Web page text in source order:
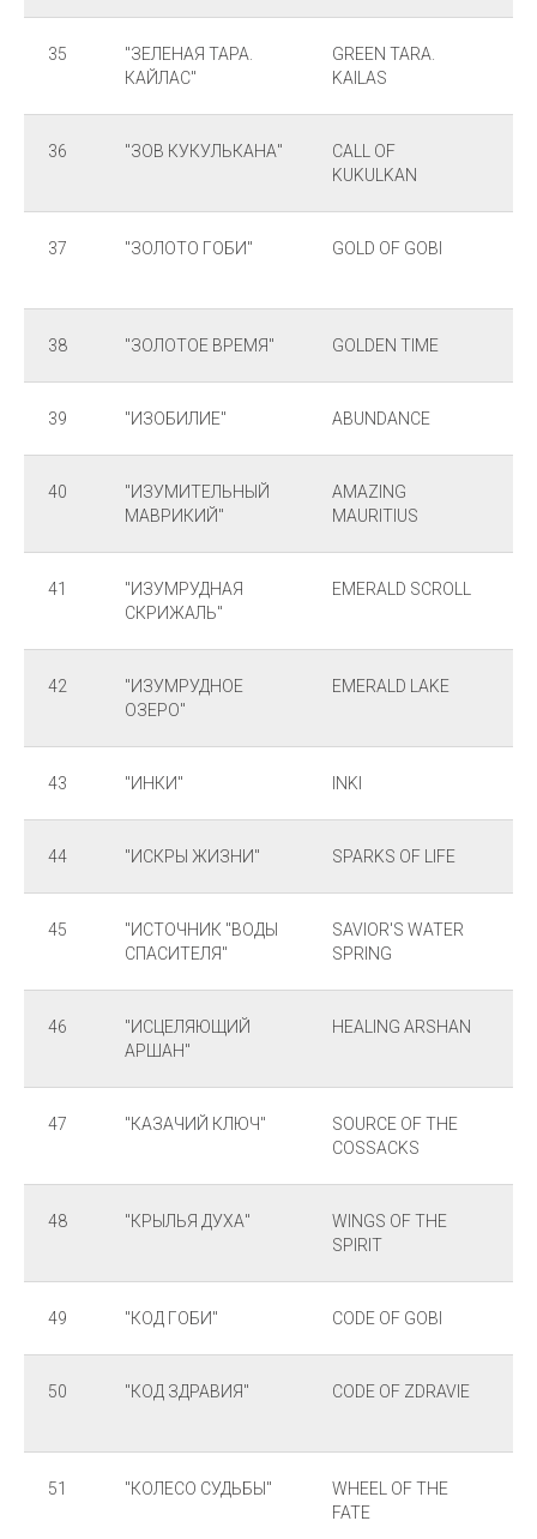
35
"ЗЕЛЕНАЯ ТАРА.
КАЙЛАС"
GREEN TARA.
KAILAS
36 "ЗОВ КУКУЛЬКАНА"
CALL OF
KUKULKAN
37 "ЗОЛОТО ГОБИ" GOLD OF GOBI
38 "ЗОЛОТОЕ ВРЕМЯ" GOLDEN TIME
39 "ИЗОБИЛИЕ" ABUNDANCE
40
"ИЗУМИТЕЛЬНЫЙ
МАВРИКИЙ"
AMAZING
MAURITIUS
41
"ИЗУМРУДНАЯ
СКРИЖАЛЬ"
EMERALD SCROLL
42
"ИЗУМРУДНОЕ
ОЗЕРО"
EMERALD LAKE
43 "ИНКИ" INKI
44 "ИСКРЫ ЖИЗНИ" SPARKS OF LIFE
45
"ИСТОЧНИК "ВОДЫ
СПАСИТЕЛЯ"
SAVIOR'S WATER
SPRING
46
"ИСЦЕЛЯЮЩИЙ
АРШАН"
HEALING ARSHAN
47 "КАЗАЧИЙ КЛЮЧ"
SOURCE OF THE
COSSACKS
48 "КРЫЛЬЯ ДУХА"
WINGS OF THE
SPIRIT
49 "КОД ГОБИ" CODE OF GOBI
50 "КОД ЗДРАВИЯ" CODE OF ZDRAVIE
51 "КОЛЕСО СУДЬБЫ"
WHEEL OF THE
FATE